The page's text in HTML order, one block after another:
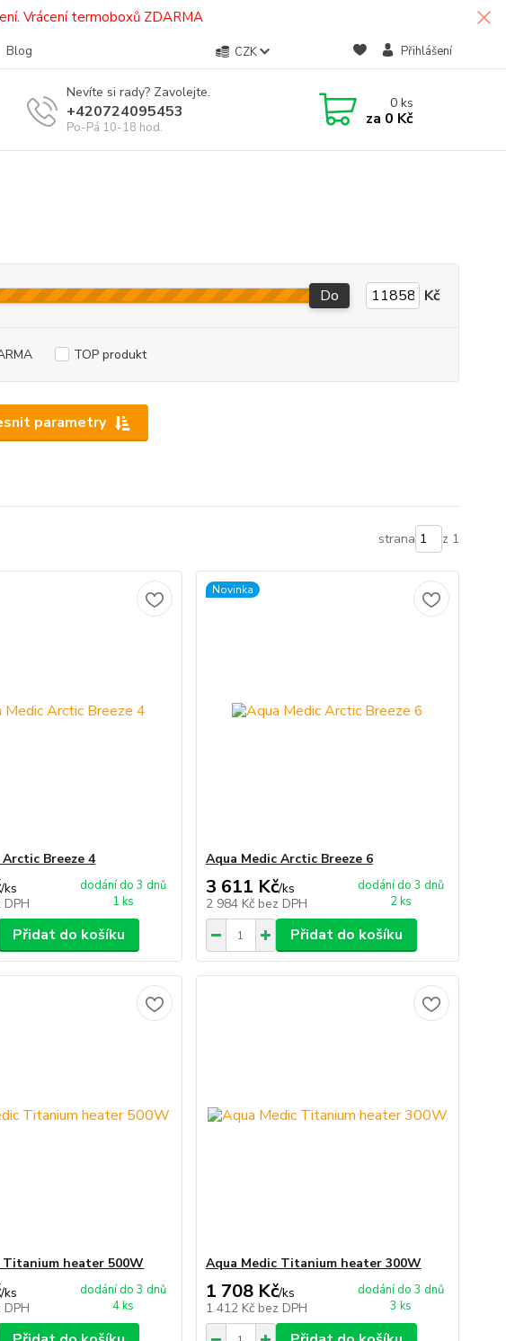
Vrácení termoboxů ZDARMA
Blog CZK Přihlášení
Nevíte si rady? Zavolejte.
+420724095453
Po-Pá 10-18 hod.
0ks
za 0 Kč
parametry
Do Kč
TOP produkt
strana z 1
Breeze 4
/ks
DPH
dodání do 3 dnů
1 ks
Přidat do košíku
Novinka
Aqua Medic Arctic Breeze 6
3 611 Kč/ks
2 984 Kč bez DPH
dodání do 3 dnů
2 ks
Přidat do košíku
Titanium heater 500W
/ks
DPH
dodání do 3 dnů
4 ks
Aqua Medic Titanium heater 300W
1 708 Kč/ks
1 412 Kč bez DPH
dodání do 3 dnů
3 ks